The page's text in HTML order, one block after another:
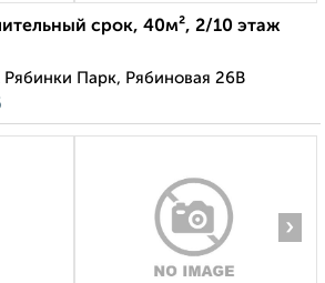
срок, 40м², 2/10 этаж
Парк, Рябиновая 26В
›